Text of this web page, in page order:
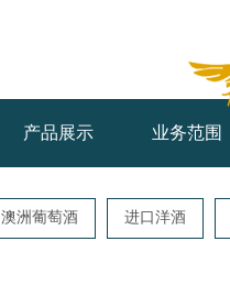
产品展示 业务范围
澳洲葡萄酒 进口洋酒